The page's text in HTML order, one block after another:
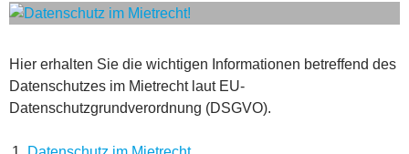
Hier erhalten Sie die wichtigen Informationen betreffend des
Datenschutzes im Mietrecht laut EU-
Datenschutzgrundverordnung (DSGVO).